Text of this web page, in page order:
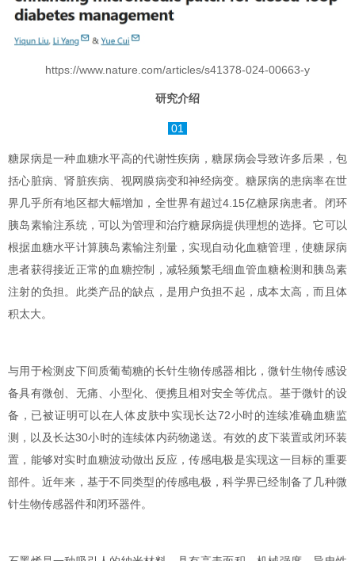
https://www.nature.com/articles/s41378-024-00663-y
研究介绍
01
糖尿病是一种血糖水平高的代谢性疾病，糖尿病会导致许多后果，包
括心脏病、肾脏疾病、视网膜病变和神经病变。糖尿病的患病率在世
界几乎所有地区都大幅增加，全世界有超过4.15亿糖尿病患者。闭环
胰岛素输注系统，可以为管理和治疗糖尿病提供理想的选择。它可以
根据血糖水平计算胰岛素输注剂量，实现自动化血糖管理，使糖尿病
患者获得接近正常的血糖控制，减轻频繁毛细血管血糖检测和胰岛素
注射的负担。此类产品的缺点，是用户负担不起，成本太高，而且体
积太大。
与用于检测皮下间质葡萄糖的长针生物传感器相比，微针生物传感设
备具有微创、无痛、小型化、便携且相对安全等优点。基于微针的设
备，已被证明可以在人体皮肤中实现长达72小时的连续准确血糖监
测，以及长达30小时的连续体内药物递送。有效的皮下装置或闭环装
置，能够对实时血糖波动做出反应，传感电极是实现这一目标的重要
部件。近年来，基于不同类型的传感电极，科学界已经制备了几种微
针生物传感器件和闭环器件。